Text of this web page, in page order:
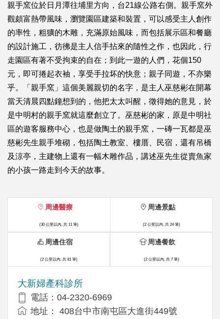
親手窯位於日月潭往埔里方向，台21線公路右側。親手窯外
觀頗富熱帶風味，瀏覽園區建築和裝置，可以感受主人創作
的率性，粗獷的木雕，充滿原始風味，而包括展示區和餐廳
的設計施工，彷彿是主人信手拈來的隨性之作，也因此，行
走園區有著不受拘束的自在；到此一遊的人們，花個150
元，即可捲起衣袖，享受手拉坏的快意；親子同遊，不亦樂
乎。「親手窯」這個美麗親切的名字，是主人巫慈彬在開幕
當天清晨四點鐘想到的，他把太太叫醒，徵得她的意見，於
是中明村的親手窯就這麼創立了。巫慈彬的家，原是中明社
區的遊客服務中心，也是做陶土的親手窯，一磚一瓦都是巫
慈彬先生親手堆砌，包括陶土教室、樓厝、民宿，還有吊橋
及涼亭，主建物上還有一幅木雕作品，講述巫先生從賣魚家
的小孩一路走到今天的故事。
周邊醫療
(30 公里以內, 共 11 筆)
大新婦產科診所
電話：04-2320-6969
地址： 408台中市南屯區大進街449號
周邊景點
(2 公里以內, 共 24 筆)
周邊住宿
(2 公里以內, 共 81 筆)
周邊餐飲
(2 公里以內, 共 7 筆)